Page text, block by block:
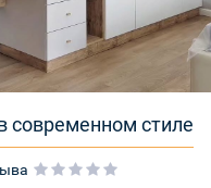
современном стиле